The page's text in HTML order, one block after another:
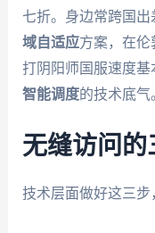
七折。身边常跨国
域自适应方案，在伦
打阴阳师国服速度
智能调度的技术底气
无缝访问的
技术层面做好这三步